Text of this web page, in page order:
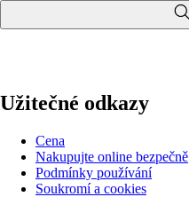
Užitečné odkazy
Cena
Nakupujte online bezpečně
Podmínky používání
Soukromí a cookies